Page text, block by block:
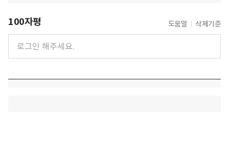
100자평 도움말 삭제기준